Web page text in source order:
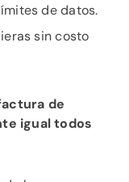
de datos.
sin costo
de
igual todos